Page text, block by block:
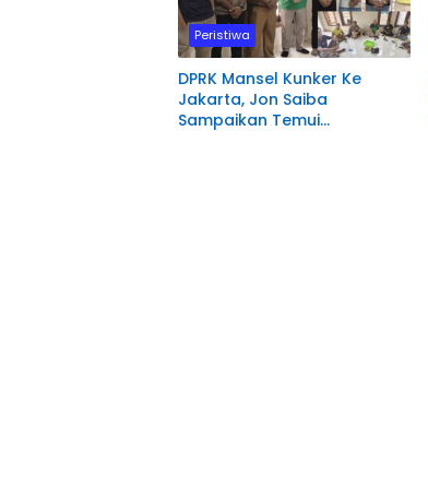
Peristiwa
DPRK Mansel Kunker Ke
Jakarta, Jon Saiba
Sampaikan Temui